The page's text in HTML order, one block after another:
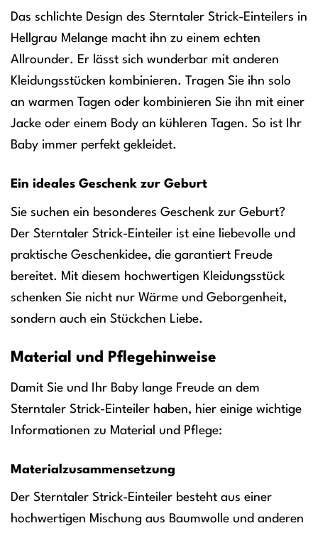
Das schlichte Design des Sterntaler Strick-Einteilers in
Hellgrau Melange macht ihn zu einem echten
Allrounder. Er lässt sich wunderbar mit anderen
Kleidungsstücken kombinieren. Tragen Sie ihn solo
an warmen Tagen oder kombinieren Sie ihn mit einer
Jacke oder einem Body an kühleren Tagen. So ist Ihr
Baby immer perfekt gekleidet.
Ein ideales Geschenk zur Geburt
Sie suchen ein besonderes Geschenk zur Geburt?
Der Sterntaler Strick-Einteiler ist eine liebevolle und
praktische Geschenkidee, die garantiert Freude
bereitet. Mit diesem hochwertigen Kleidungsstück
schenken Sie nicht nur Wärme und Geborgenheit,
sondern auch ein Stückchen Liebe.
Material und Pflegehinweise
Damit Sie und Ihr Baby lange Freude an dem
Sterntaler Strick-Einteiler haben, hier einige wichtige
Informationen zu Material und Pflege:
Materialzusammensetzung
Der Sterntaler Strick-Einteiler besteht aus einer
hochwertigen Mischung aus Baumwolle und anderen